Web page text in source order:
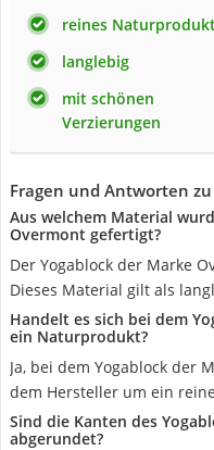
reines
langlebig
mit schönen
Verzierungen
Fragen und Antworten
Aus welchem Material
Overmont gefertigt?
Der Yogablock der Marke
Dieses Material gilt als
Handelt es sich bei dem
ein Naturprodukt?
Ja, bei dem Yogablock der
dem Hersteller um ein
Sind die Kanten des
abgerundet?